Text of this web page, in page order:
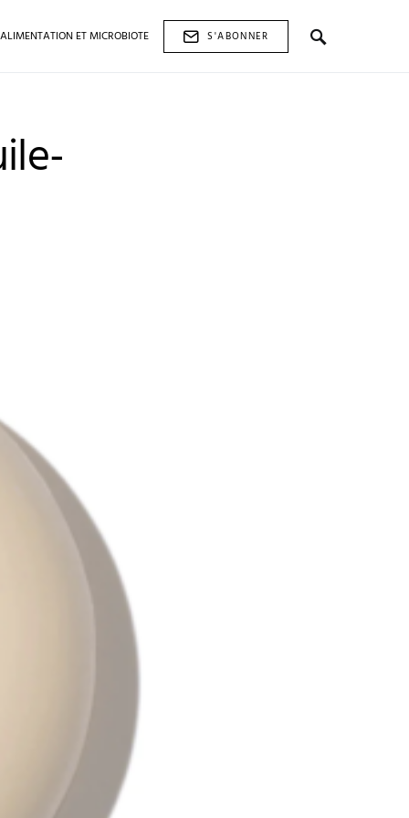
ALIMENTATION ET MICROBIOTE S'ABONNER